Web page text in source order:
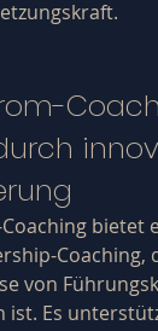
bietet
Coaching,
von
ist. Es